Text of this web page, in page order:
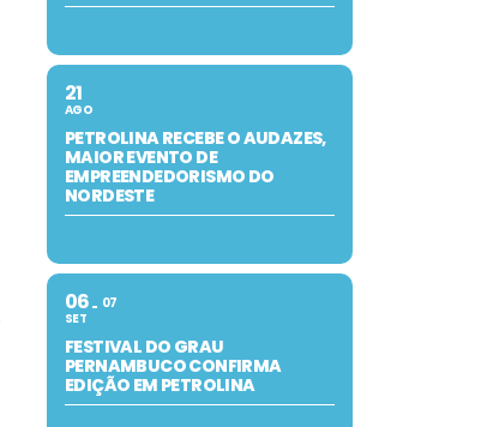
21
AGO
PETROLINA RECEBE O AUDAZES,
MAIOR EVENTO DE
EMPREENDEDORISMO DO
NORDESTE
06
SET
07
FESTIVAL DO GRAU
PERNAMBUCO CONFIRMA
EDIÇÃO EM PETROLINA